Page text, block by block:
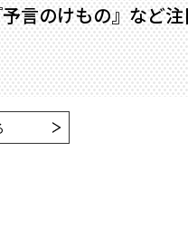
言のけもの』など